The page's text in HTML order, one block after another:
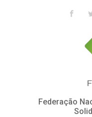
Skip to main content
Federação